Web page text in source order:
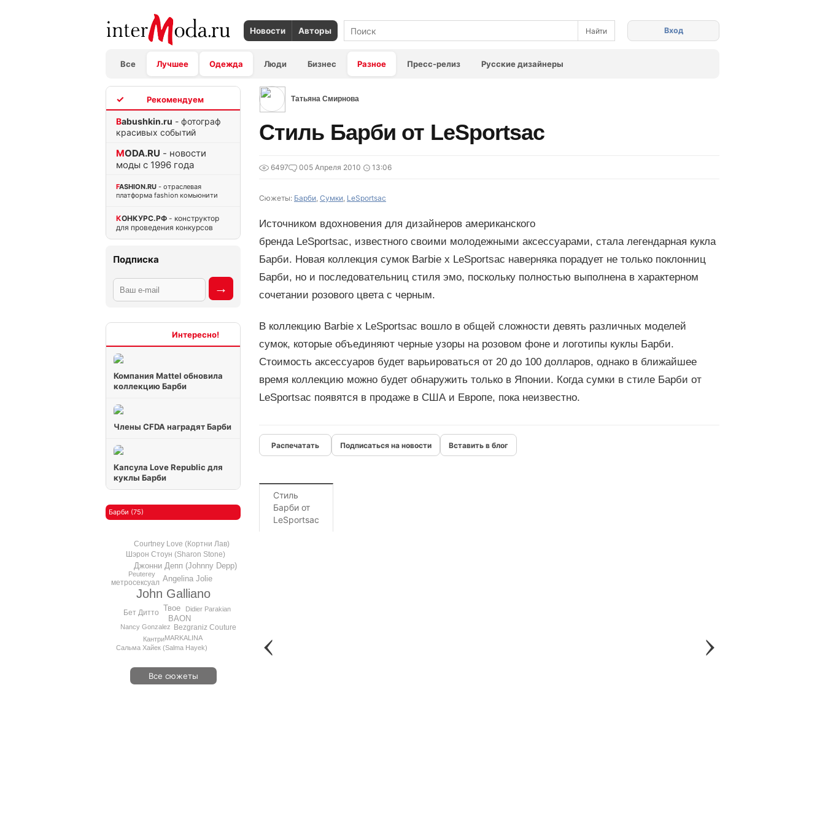
Новости Авторы
Все Лучшее Одежда Люди Бизнес Разное Пресс-релиз Русские дизайнеры
Вход
Babushkin.ru - фотограф
красивых событий
MODA.RU - новости
моды с 1996 года
FASHION.RU - отраслевая
платформа fashion комьюнити
КОНКУРС.РФ - конструктор
для проведения конкурсов
Подписка
Компания Mattel обновила
коллекцию Барби
Члены CFDA наградят Барби
Капсула Love Republic для
куклы Барби
Барби (75)
John Galliano
Твое
Angelina Jolie
BAON
Джонни Депп (Johnny Depp)
Шэрон Стоун (Sharon Stone)
Бет Дитто
Bezgraniz Couture
Courtney Love (Кортни Лав)
метросексуал
Didier Parakian
MARKALINA
Сальма Хайек (Salma Hayek)
Nancy Gonzalez
Peuterey
Кантри
Все сюжеты
Татьяна Смирнова
Стиль Барби от LeSportsac
6497 005 Апреля 2010 13:06
Сюжеты: Барби, Сумки, LeSportsac
Источником вдохновения для дизайнеров американского
бренда LeSportsac, известного своими молодежными аксессуарами, стала легендарная кукла
Барби. Новая коллекция сумок Barbie x LeSportsac наверняка порадует не только поклонниц
Барби, но и последовательниц стиля эмо, поскольку полностью выполнена в характерном
сочетании розового цвета с черным.
В коллекцию Barbie x LeSportsac вошло в общей сложности девять различных моделей
сумок, которые объединяют черные узоры на розовом фоне и логотипы куклы Барби.
Стоимость аксессуаров будет варьироваться от 20 до 100 долларов, однако в ближайшее
время коллекцию можно будет обнаружить только в Японии. Когда сумки в стиле Барби от
LeSportsac появятся в продаже в США и Европе, пока неизвестно.
Подписаться на новости Вставить в блог
Стиль
Барби от
LeSportsac